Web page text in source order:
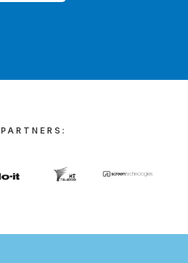
PARTNERS: